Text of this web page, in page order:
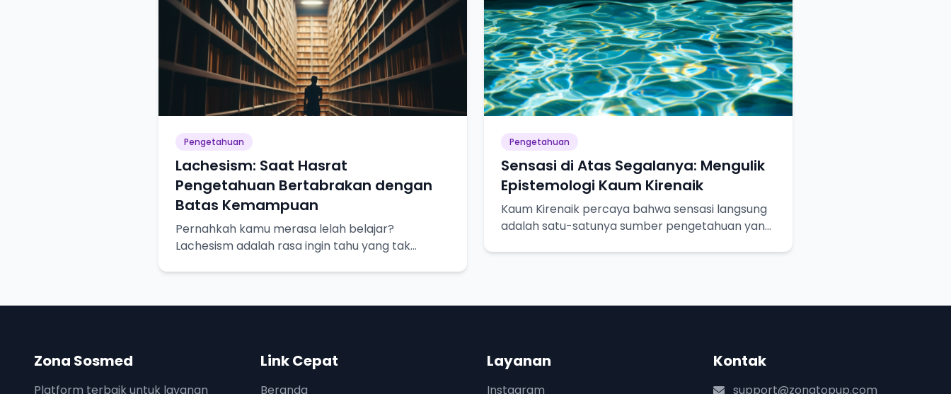
Pengetahuan
Lachesism: Saat Hasrat
Pengetahuan Bertabrakan dengan
Batas Kemampuan
Pernahkah kamu merasa lelah belajar?
Lachesism adalah rasa ingin tahu yang tak
Pengetahuan
Sensasi di Atas Segalanya: Mengulik
Epistemologi Kaum Kirenaik
Kaum Kirenaik percaya bahwa sensasi langsung
adalah satu-satunya sumber pengetahuan yang
Zona Sosmed
Platform terbaik untuk layanan
Link Cepat
Beranda
Layanan
Instagram
Kontak
support@zonatopup.com